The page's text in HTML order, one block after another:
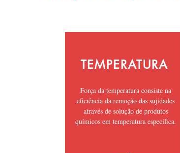
TEMPERATURA
Força da temperatura consiste na
eficiência da remoção das sujidades
através de solução de produtos
químicos em temperatura específica.